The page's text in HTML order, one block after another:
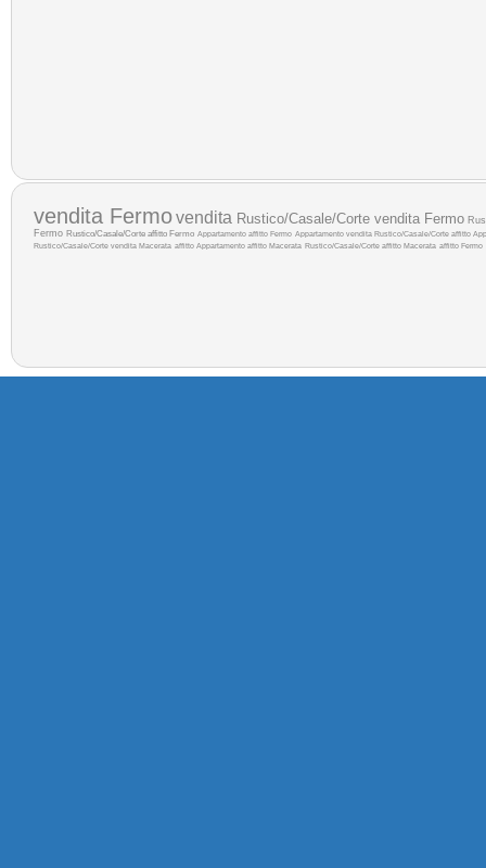
vendita Fermovendita Rustico/Casale/Corte vendita Fermo
Fermo Rustico/Casale/Corte affitto Fermo Appartamento affitto Fermo Appartamento vendita Rustico/Casale/Corte affitto
Rustico/Casale/Corte vendita Macerata affitto Appartamento affitto Macerata Rustico/Casale/Corte affitto Macerata affitto Fermo